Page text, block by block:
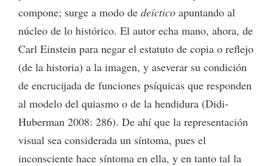
compone; surge a modo de deíctico apuntando al
núcleo de lo histórico. El autor echa mano, ahora, de
Carl Einstein para negar el estatuto de copia o reflejo
(de la historia) a la imagen, y aseverar su condición
de encrucijada de funciones psíquicas que responden
al modelo del quiasmo o de la hendidura (Didi-
Huberman 2008: 286). De ahí que la representación
visual sea considerada un síntoma, pues el
inconsciente hace síntoma en ella, y en tanto tal la